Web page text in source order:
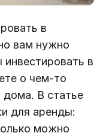
в
вам нужно
в
о чем-то
дома. В статье
для аренды:
можно